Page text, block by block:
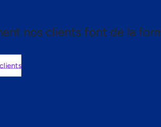
nos clients font de la